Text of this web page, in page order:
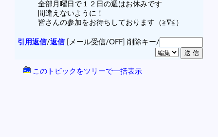
全部月曜日で１２日の週はお休みです
間違えないように！
皆さんの参加をお待ちしております（≧∇≦）
引用返信/返信[メール受信/OFF] 削除キー/
このトピックをツリーで一括表示